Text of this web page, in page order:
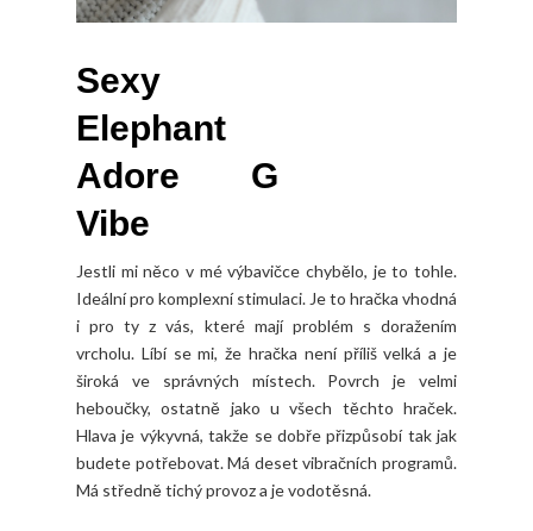
Sexy
Elephant
Adore G
Vibe
Jestli mi něco v mé výbavičce chybělo, je to tohle.
Ideální pro komplexní stimulaci. Je to hračka vhodná
i pro ty z vás, které mají problém s doražením
vrcholu. Líbí se mi, že hračka není příliš velká a je
široká ve správných místech. Povrch je velmi
heboučky, ostatně jako u všech těchto hraček.
Hlava je výkyvná, takže se dobře přizpůsobí tak jak
budete potřebovat. Má deset vibračních programů.
Má středně tichý provoz a je vodotěsná.